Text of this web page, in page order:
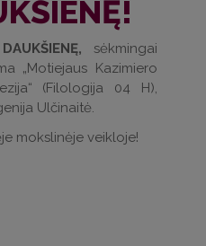
sėkmingai
„Motiejaus Kazimiero
(Filologija 04 H),
Ulčinaitė.
mokslinėje veikloje!